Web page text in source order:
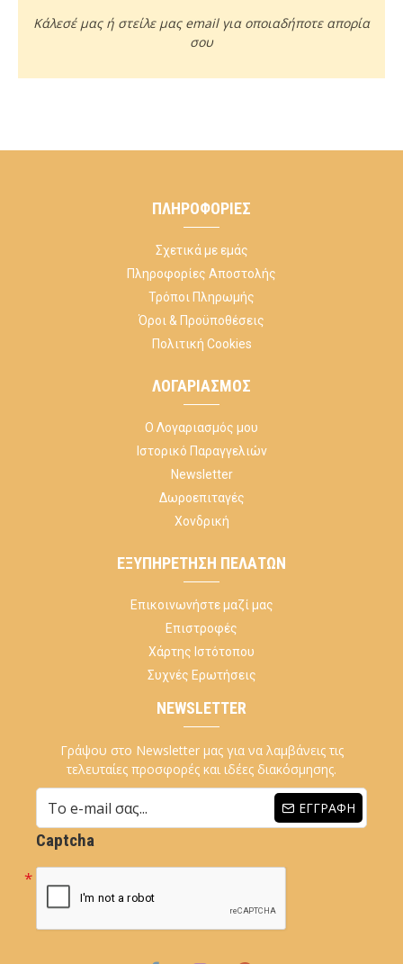
Κάλεσέ μας ή στείλε μας email για οποιαδήποτε απορία
σου
ΠΛΗΡΟΦΟΡΊΕΣ
Σχετικά με εμάς
Πληροφορίες Αποστολής
Τρόποι Πληρωμής
Όροι & Προϋποθέσεις
Πολιτική Cookies
ΛΟΓΑΡΙΑΣΜΌΣ
Ο Λογαριασμός μου
Ιστορικό Παραγγελιών
Newsletter
Δωροεπιταγές
Χονδρική
ΕΞΥΠΗΡΈΤΗΣΗ ΠΕΛΑΤΏΝ
Επικοινωνήστε μαζί μας
Επιστροφές
Χάρτης Ιστότοπου
Συχνές Ερωτήσεις
NEWSLETTER
Γράψου στο Newsletter μας για να λαμβάνεις τις
τελευταίες προσφορές και ιδέες διακόσμησης.
ΕΓΓΡΑΦΉ
Captcha